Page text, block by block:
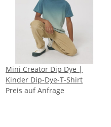
Mini Creator Dip Dye |
Kinder Dip-Dye-T-Shirt
Preis auf Anfrage